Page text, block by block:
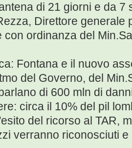
di 21 giorni e da 7
Direttore generale
con ordinanza del
Fontana e il nuovo
del Governo, del
di 600 mln di
circa il 10% del pil
del ricorso al TAR,
verranno riconosciuti